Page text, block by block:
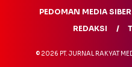
PEDOMAN MEDIA SIBER
REDAKSI
© 2026 PT. JURNAL RAKYAT